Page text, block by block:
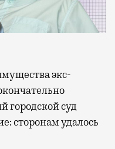
городской суд
сторонам удалось